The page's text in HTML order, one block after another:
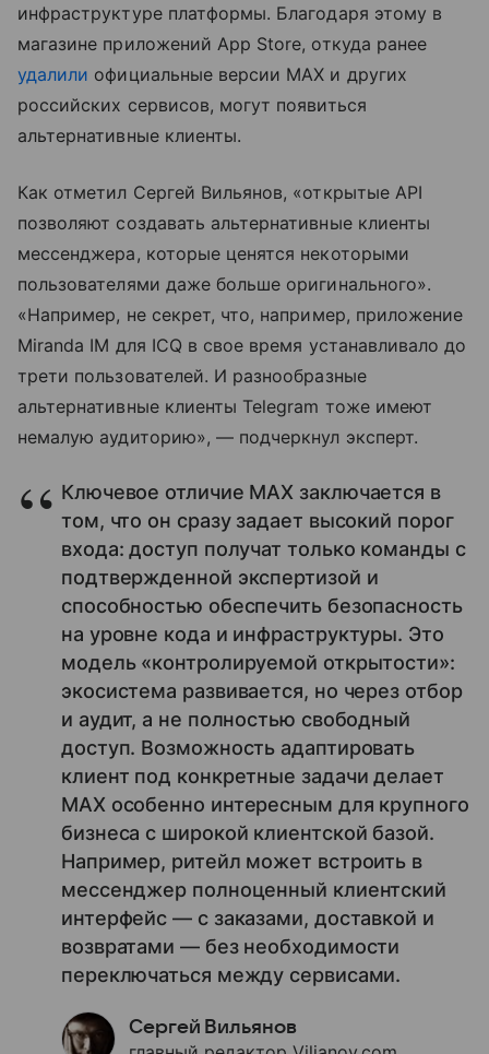
инфраструктуре платформы. Благодаря этому в
магазине приложений App Store, откуда ранее
удалили официальные версии MAX и других
российских сервисов, могут появиться
альтернативные клиенты.
Как отметил Сергей Вильянов, «открытые API
позволяют создавать альтернативные клиенты
мессенджера, которые ценятся некоторыми
пользователями даже больше оригинального».
«Например, не секрет, что, например, приложение
Miranda IM для ICQ в свое время устанавливало до
трети пользователей. И разнообразные
альтернативные клиенты Telegram тоже имеют
немалую аудиторию», — подчеркнул эксперт.
Ключевое отличие MAX заключается в
том, что он сразу задает высокий порог
входа: доступ получат только команды с
подтвержденной экспертизой и
способностью обеспечить безопасность
на уровне кода и инфраструктуры. Это
модель «контролируемой открытости»:
экосистема развивается, но через отбор
и аудит, а не полностью свободный
доступ. Возможность адаптировать
клиент под конкретные задачи делает
MAX особенно интересным для крупного
бизнеса с широкой клиентской базой.
Например, ритейл может встроить в
мессенджер полноценный клиентский
интерфейс — с заказами, доставкой и
возвратами — без необходимости
переключаться между сервисами.
Сергей Вильянов